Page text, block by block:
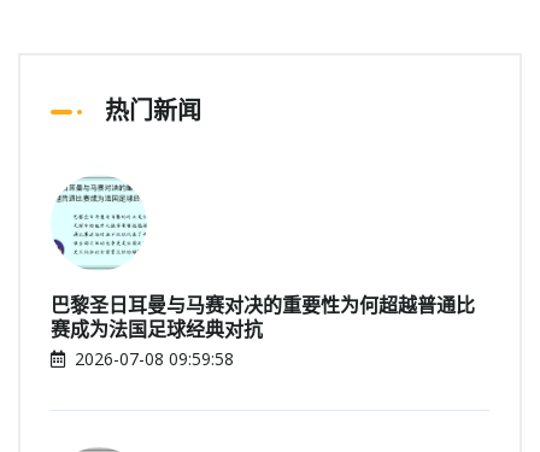
热门新闻
巴黎圣日耳曼与马赛对决的重要性为何超越普通比
赛成为法国足球经典对抗
2026-07-08 09:59:58